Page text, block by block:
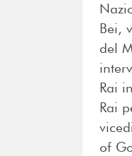
Bei,
del
Rai
Rai
of